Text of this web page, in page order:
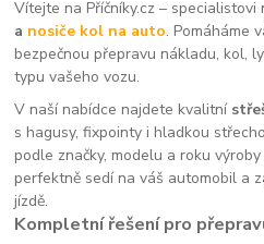
Vítejte na Příčníky.cz – specialistovi
a nosiče kol na auto. Pomáháme
bezpečnou přepravu nákladu, kol,
typu vašeho vozu.
V naší nabídce najdete kvalitní
s hagusy, fixpointy i hladkou
podle značky, modelu a roku
perfektně sedí na váš automobil a
jízdě.
Kompletní řešení pro